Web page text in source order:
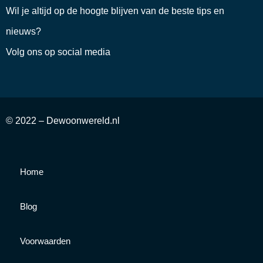
Wil je altijd op de hoogte blijven van de beste tips en
nieuws?
Volg ons op social media
© 2022 – Dewoonwereld.nl
Home
Blog
Voorwaarden